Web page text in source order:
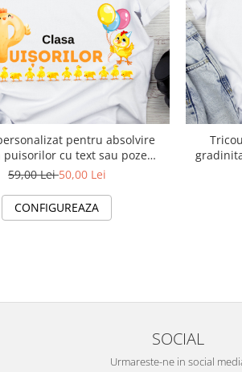
pentru absolvire
puisorilor cu text sau poze
ABS1027
59,00 Lei50,00 Lei
CONFIGUREAZA
SOCIAL
Urmareste-ne in social